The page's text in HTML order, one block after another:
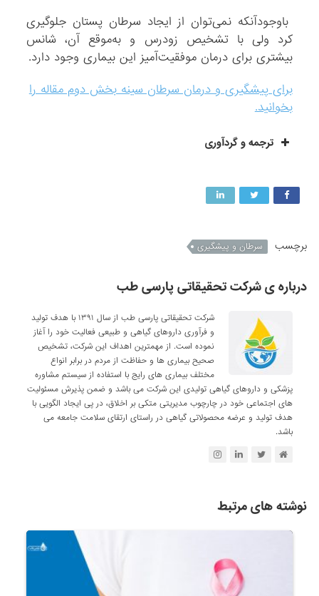
باوجودآنکه نمی‌توان از ایجاد سرطان پستان جلوگیری
کرد ولی با تشخیص زودرس و به‌موقع آن، شانس
بیشتری برای درمان موفقیت‌آمیز این بیماری وجود دارد.
برای پیشگیری و درمان سرطان سینه بخش دوم مقاله را
بخوانید.
ترجمه و گردآوری
برچسب سرطان و پیشگیری
درباره ی شرکت تحقیقاتی پارسی طب
شرکت تحقیقاتی پارسی طب از سال ۱۳۹۱ با هدف تولید
و فرآوری داروهای گیاهی و طبیعی فعالیت خود را آغاز
نموده است. از مهمترین اهداف این شرکت، تشخیص
صحیح بیماری ها و حفاظت از مردم در برابر انواع
مختلف بیماری های رایج با استفاده از سیستم مشاوره
پزشکی و داروهای گیاهی تولیدی این شرکت می باشد و ضمن پذیرش مسئولیت
های اجتماعی خود در چارچوب مدیریتی متکی بر اخلاق، در پی ایجاد الگویی با
هدف تولید و عرضه محصولاتی گیاهی در راستای ارتقای سلامت جامعه می
باشد.
نوشته های مرتبط